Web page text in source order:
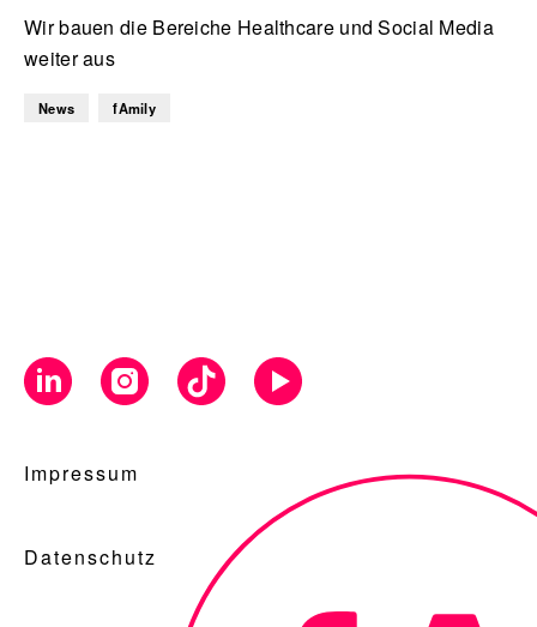
Wir bauen die Bereiche Healthcare und Social Media
weiter aus
News fAmily
Impressum
Datenschutz